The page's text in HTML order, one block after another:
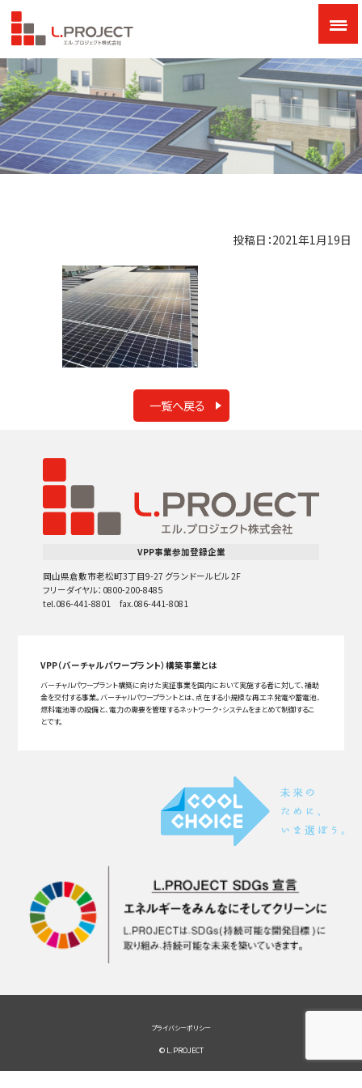
投稿日：2021年1月19日
一覧へ戻る
VPP事業参加登録企業
岡山県倉敷市老松町3丁目9-27 グランドールビル 2F
フリーダイヤル：0800-200-8485
tel.086-441-8801 fax.086-441-8081
VPP（バーチャルパワープラント）構築事業とは
バーチャルパワープラント構築に向けた実証事業を国内において実施する者に対して、補助
金を交付する事業。バーチャルパワープラントとは、点在する小規模な再エネ発電や蓄電池、
燃料電池等の設備と、電力の需要を管理するネットワーク・システムをまとめて制御するこ
とです。
プライバシーポリシー
© L.PROJECT